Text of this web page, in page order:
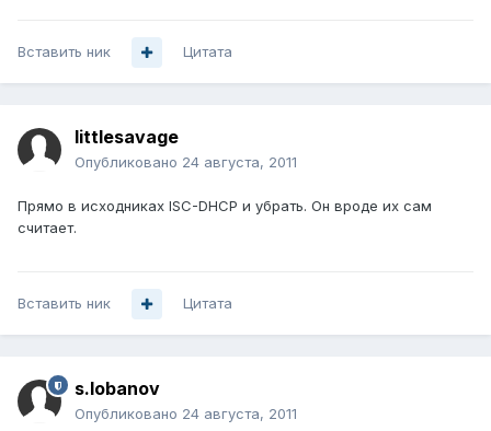
Вставить ник Цитата
littlesavage
Опубликовано 24 августа, 2011
Прямо в исходниках ISC-DHCP и убрать. Он вроде их сам
считает.
Вставить ник Цитата
s.lobanov
Опубликовано 24 августа, 2011